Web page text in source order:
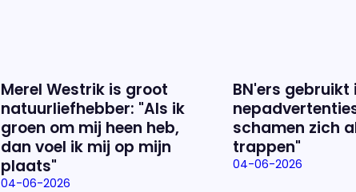
Merel Westrik is groot
natuurliefhebber: "Als ik
groen om mij heen heb,
dan voel ik mij op mijn
plaats"
04-06-2026
BN'ers gebruikt
schamen zich
trappen"
04-06-2026